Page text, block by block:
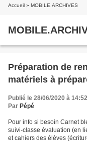
Accueil » MOBILE.ARCHIVES
Préparation de
matériels à
Publié le 28/06/2020 à 14:52
Par Pépé
Pour info si besoin Carnet
suivi-classe évaluation (en
et cahiers des élèves